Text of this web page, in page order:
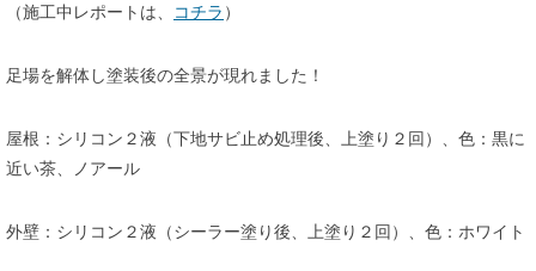
（施工中レポートは、
コチラ ）
足場を解体し塗装後の全景が現れました！
屋根：シリコン２液（下地サビ止め処理後、上塗り２回）、色：黒に
近い茶、ノアール
外壁：シリコン２液（シーラー塗り後、上塗り２回）、色：ホワイト